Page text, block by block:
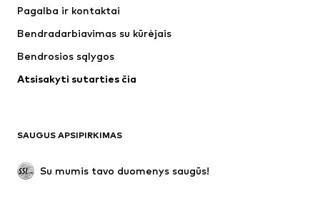
Apatiniai
Paltai
Proginiai
Išskirtiniai
Pagalba ir kontaktai
Bendradarbiavimas su kūrėjais
Bendrosios sąlygos
Atsisakyti sutarties čia
SAUGUS APSIPIRKIMAS
Su mumis tavo duomenys saugūs!